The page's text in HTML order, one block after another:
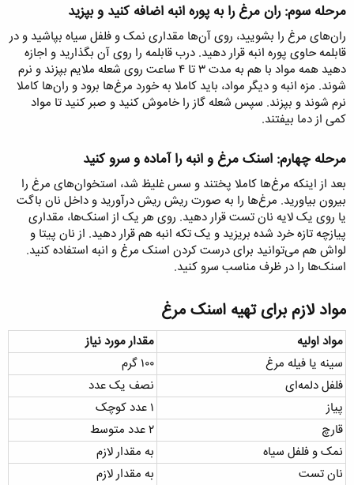
مرحله سوم: ران مرغ را به پوره انبه اضافه کنید و بپزید​
ران‌های مرغ را بشویید، روی آن‌ها مقداری نمک و فلفل سیاه بپاشید و در
قابلمه حاوی پوره انبه قرار دهید. درب قابلمه را روی آن بگذارید و اجازه
دهید همه مواد با هم به مدت ۳ تا ۴ ساعت روی شعله ملایم بپزند و نرم
شوند. مزه انبه و دیگر مواد، باید کاملا به خورد مرغ‌ها برود و ران‌ها کاملا
نرم شوند و بپزند. سپس شعله گاز را خاموش کنید و صبر کنید تا مواد
کمی از دما بیفتند.
مرحله چهارم: اسنک مرغ و انبه را آماده و سرو کنید​
بعد از اینکه مرغ‌ها کاملا پختند و سس‌ غلیظ شد، استخوان‌های مرغ را
بیرون بیاورید. مرغ‌ها را به صورت ریش ریش درآورید و داخل نان باگت
یا روی یک لایه نان تست قرار دهید. روی هر یک از اسنک‌ها، مقداری
پیازچه تازه خرد شده بریزید و یک تکه انبه هم قرار دهید. از نان پیتا و
لواش هم می‌توانید برای درست کردن اسنک مرغ و انبه استفاده کنید.
اسنک‌ها را در ظرف مناسب سرو کنید.
مواد لازم برای تهیه اسنک مرغ​
مواد اولیه
مقدار مورد نیاز
سینه یا فیله مرغ
۱۰۰ گرم
فلفل دلمه‌ای
نصف یک عدد
پیاز
۱ عدد کوچک
قارچ
۲ عدد متوسط
نمک و فلفل سیاه
به مقدار لازم
نان تست
به مقدار لازم